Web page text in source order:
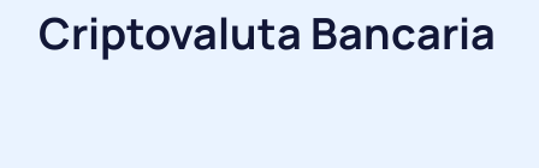
Criptovaluta Bancaria